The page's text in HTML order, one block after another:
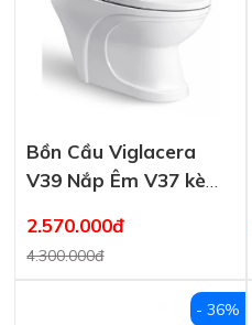
Bồn Cầu Viglacera
V39 Nắp Êm V37 kèm
2.570.000đ
4.300.000đ
- 36%